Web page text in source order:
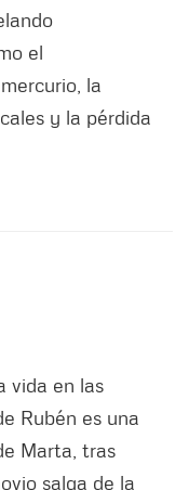
el
la
y la pérdida
vida en las
Rubén es una
Marta, tras
salga de la